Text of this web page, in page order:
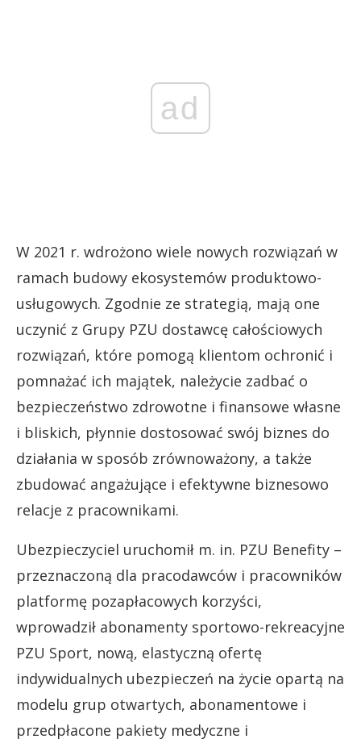
ad
W 2021 r. wdrożono wiele nowych rozwiązań w
ramach budowy ekosystemów produktowo-
usługowych. Zgodnie ze strategią, mają one
uczynić z Grupy PZU dostawcę całościowych
rozwiązań, które pomogą klientom ochronić i
pomnażać ich majątek, należycie zadbać o
bezpieczeństwo zdrowotne i finansowe własne
i bliskich, płynnie dostosować swój biznes do
działania w sposób zrównoważony, a także
zbudować angażujące i efektywne biznesowo
relacje z pracownikami.
Ubezpieczyciel uruchomił m. in. PZU Benefity –
przeznaczoną dla pracodawców i pracowników
platformę pozapłacowych korzyści,
wprowadził abonamenty sportowo-rekreacyjne
PZU Sport, nową, elastyczną ofertę
indywidualnych ubezpieczeń na życie opartą na
modelu grup otwartych, abonamentowe i
przedpłacone pakiety medyczne i